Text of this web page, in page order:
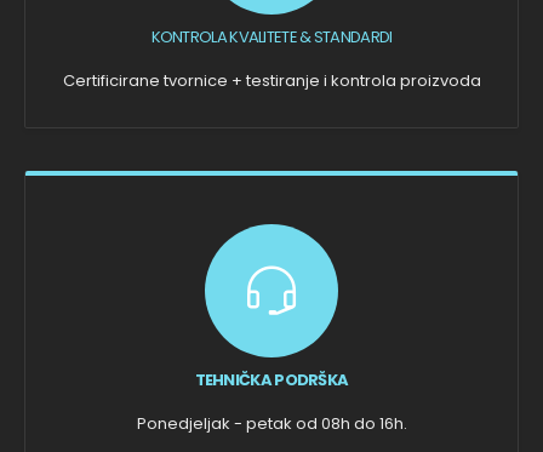
KONTROLA KVALITETE & STANDARDI
Certificirane tvornice + testiranje i kontrola proizvoda
TEHNIČKA PODRŠKA
Ponedjeljak - petak od 08h do 16h.